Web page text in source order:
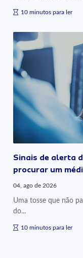
10 minutos para ler
Sinais de alerta
procurar um
04, ago de 2026
Uma tosse que não
do...
10 minutos para ler